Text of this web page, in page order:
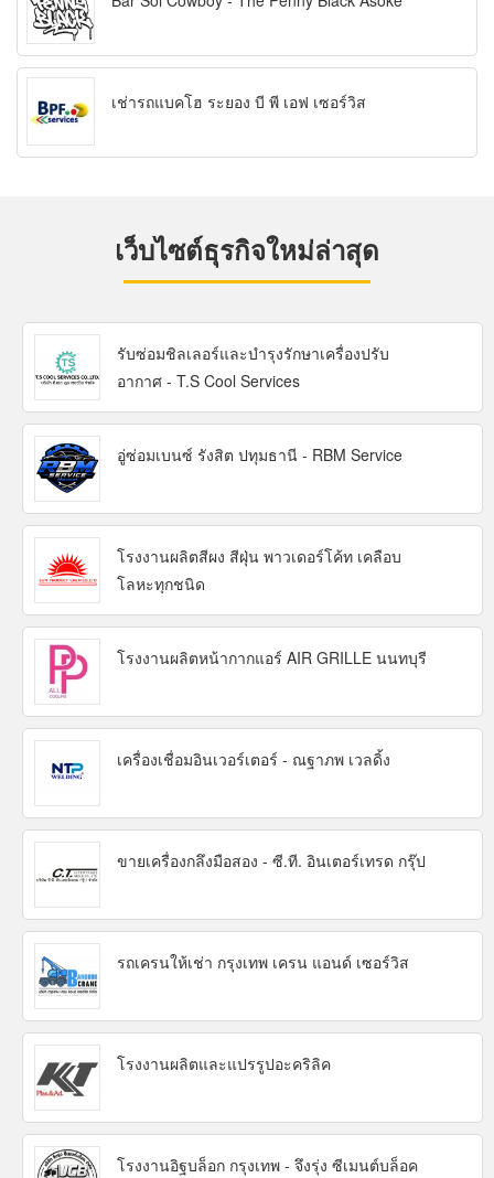
เช่ารถแบคโฮ ระยอง บี พี เอฟ เซอร์วิส
เว็บไซต์ธุรกิจใหม่ล่าสุด
รับซ่อมชิลเลอร์และบำรุงรักษาเครื่องปรับ
อากาศ - T.S Cool Services
อู่ซ่อมเบนซ์ รังสิต ปทุมธานี - RBM Service
โรงงานผลิตสีผง สีฝุ่น พาวเดอร์โค้ท เคลือบ
โลหะทุกชนิด
โรงงานผลิตหน้ากากแอร์ AIR GRILLE นนทบุรี
เครื่องเชื่อมอินเวอร์เตอร์ - ณฐาภพ เวลดิ้ง
ขายเครื่องกลึงมือสอง - ซี.ที. อินเตอร์เทรด กรุ๊ป
รถเครนให้เช่า กรุงเทพ เครน แอนด์ เซอร์วิส
โรงงานผลิตและแปรรูปอะคริลิค
โรงงานอิฐบล็อก กรุงเทพ - จึงรุ่ง ซีเมนต์บล็อค